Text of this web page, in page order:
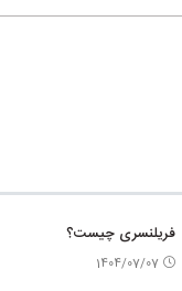
فریلنسری چیست؟
1404/07/07